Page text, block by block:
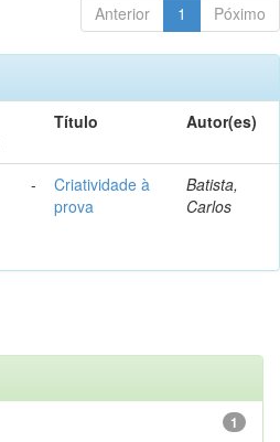
Anterior 1 Póximo
Título Autor(es)
-
Criatividade à
prova
Batista,
Carlos
1